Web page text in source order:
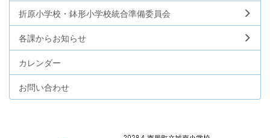
折原小学校・鉢形小学校統合準備委員会
各課からお知らせ
カレンダー
お問い合わせ